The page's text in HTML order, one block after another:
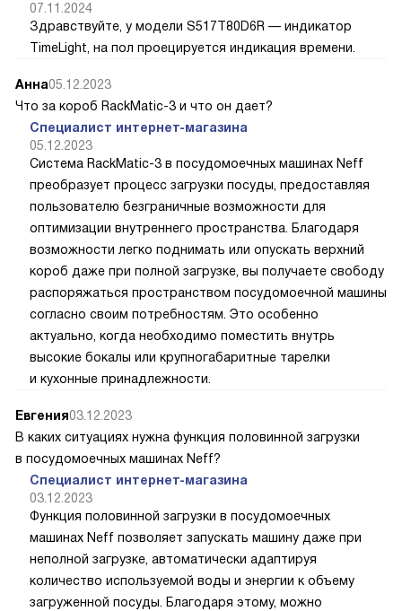
07.11.2024
Здравствуйте, у модели S517T80D6R — индикатор
TimeLight, на пол проецируется индикация времени.
Анна05.12.2023
Что за короб RackMatic-3 и что он дает?
Специалист интернет-магазина
05.12.2023
Система RackMatic-3 в посудомоечных машинах Neff
преобразует процесс загрузки посуды, предоставляя
пользователю безграничные возможности для
оптимизации внутреннего пространства. Благодаря
возможности легко поднимать или опускать верхний
короб даже при полной загрузке, вы получаете свободу
распоряжаться пространством посудомоечной машины
согласно своим потребностям. Это особенно
актуально, когда необходимо поместить внутрь
высокие бокалы или крупногабаритные тарелки
и кухонные принадлежности.
Евгения03.12.2023
В каких ситуациях нужна функция половинной загрузки
в посудомоечных машинах Neff?
Специалист интернет-магазина
03.12.2023
Функция половинной загрузки в посудомоечных
машинах Neff позволяет запускать машину даже при
неполной загрузке, автоматически адаптируя
количество используемой воды и энергии к объему
загруженной посуды. Благодаря этому, можно